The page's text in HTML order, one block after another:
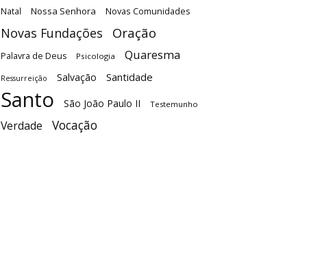
Natal Nossa Senhora Novas Comunidades
Novas Fundações Oração
Palavra de Deus Psicologia Quaresma
Ressurreição Salvação Santidade
Santo São João Paulo II Testemunho
Verdade Vocação